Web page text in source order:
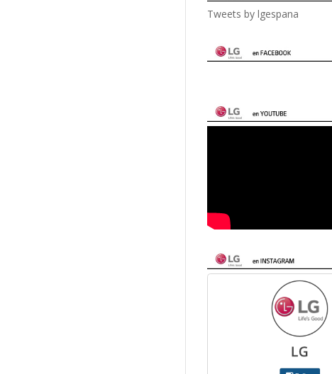
Tweets by lgespana